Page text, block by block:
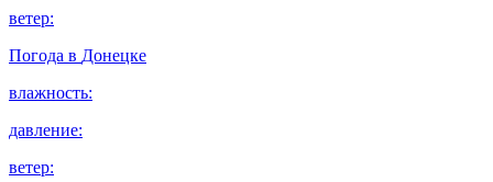
ветер:
Погода в Донецке
влажность:
давление:
ветер: